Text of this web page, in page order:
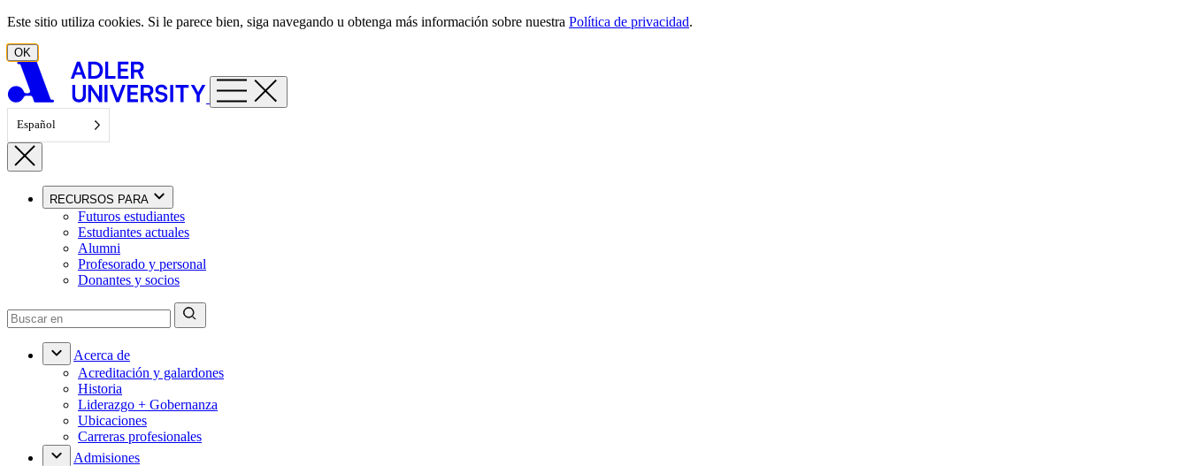
Ir al contenido
Este sitio utiliza cookies. Si le parece bien, siga navegando u obtenga más información sobre nuestra Política de privacidad.
OK
Español
RECURSOS PARA
Futuros estudiantes
Estudiantes actuales
Alumni
Profesorado y personal
Donantes y socios
Acerca de
Acreditación y galardones
Historia
Liderazgo + Gobernanza
Ubicaciones
Carreras profesionales
Admisiones